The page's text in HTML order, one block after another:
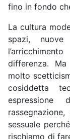
fino in fondo
La cultura
spazi,
differenza.
molto
cosiddetta
sessuale
rischiamo di